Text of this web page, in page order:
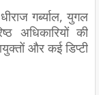
गर्ब्याल, युगल
अधिकारियों की
और कई डिप्टी